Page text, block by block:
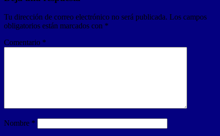
Tu dirección de correo electrónico no será publicada. Los campos
obligatorios están marcados con *
Comentario *
Nombre *